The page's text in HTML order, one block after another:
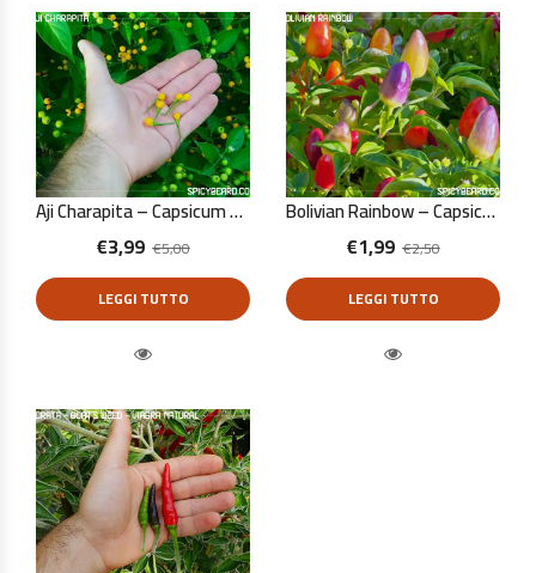
Aji Charapita – Capsicum Chinense – 10 Semi Puri
€5,00
€3,99
LEGGI TUTTO
Bolivian Rainbow – Capsicum Annuum – 10 Semi Puri
€2,50
€1,99
LEGGI TUTTO